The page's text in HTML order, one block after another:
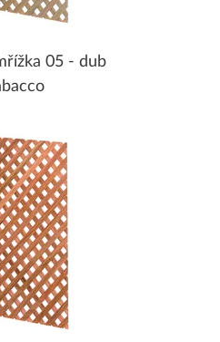
05 - dub